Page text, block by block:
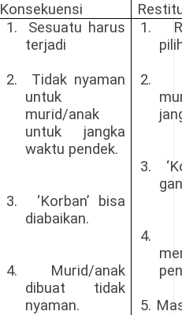
Konsekuensi
1.
Sesuatu harus
terjadi
2.
Tidak nyaman
untuk
murid/anak
untuk jangka
waktu pendek.
3.
‘Korban’ bisa
diabaikan.
4.
Murid/anak
dibuat tidak
nyaman.
1.
2.
3.
4.
5.